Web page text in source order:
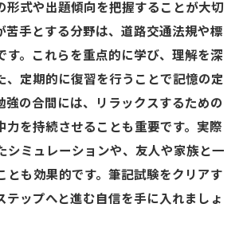
形式や出題傾向を把握することが大切
苦手とする分野は、道路交通法規や標
す。これらを重点的に学び、理解を深
、定期的に復習を行うことで記憶の定
強の合間には、リラックスするための
力を持続させることも重要です。実際
シミュレーションや、友人や家族と一
とも効果的です。筆記試験をクリアす
テップへと進む自信を手に入れましょ